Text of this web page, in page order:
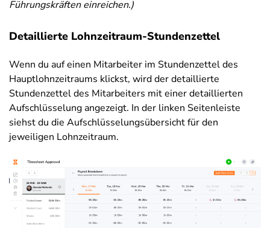
Führungskräften einreichen.)
Detaillierte Lohnzeitraum-Stundenzettel
Wenn du auf einen Mitarbeiter im Stundenzettel des
Hauptlohnzeitraums klickst, wird der detaillierte
Stundenzettel des Mitarbeiters mit einer detaillierten
Aufschlüsselung angezeigt. In der linken Seitenleiste
siehst du die Aufschlüsselungsübersicht für den
jeweiligen Lohnzeitraum.